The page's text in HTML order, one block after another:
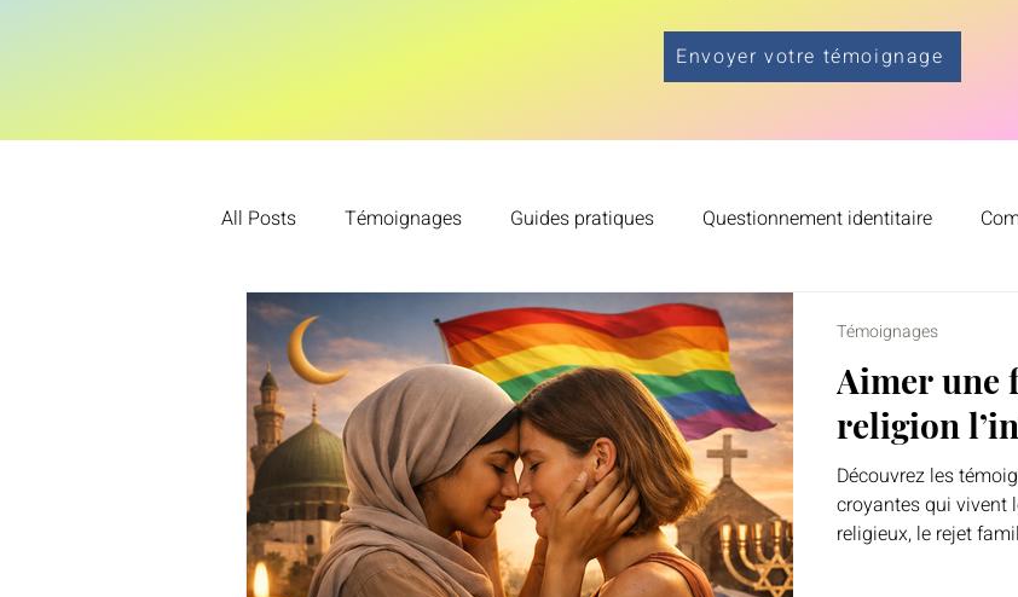
Envoyer votre témoignage
All Posts Témoignages Guides pratiques Questionnement identitaire
Divorce et séparation Romans et lecture Psychologie et émotions
Homosexualité et religion
Aimer une
religion
Découvrez les
croyantes qui vivent
religieux, le rejet
Témoignages